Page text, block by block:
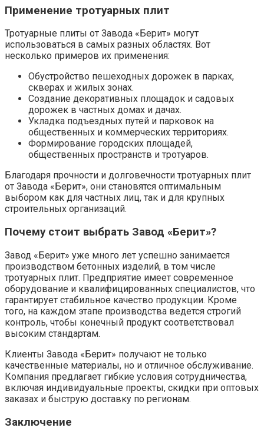
Применение тротуарных плит
Тротуарные плиты от Завода «Берит» могут
использоваться в самых разных областях. Вот
несколько примеров их применения:
Обустройство пешеходных дорожек в парках,
скверах и жилых зонах.
Создание декоративных площадок и садовых
дорожек в частных домах и дачах.
Укладка подъездных путей и парковок на
общественных и коммерческих территориях.
Формирование городских площадей,
общественных пространств и тротуаров.
Благодаря прочности и долговечности тротуарных плит
от Завода «Берит», они становятся оптимальным
выбором как для частных лиц, так и для крупных
строительных организаций.
Почему стоит выбрать Завод «Берит»?
Завод «Берит» уже много лет успешно занимается
производством бетонных изделий, в том числе
тротуарных плит. Предприятие имеет современное
оборудование и квалифицированных специалистов, что
гарантирует стабильное качество продукции. Кроме
того, на каждом этапе производства ведется строгий
контроль, чтобы конечный продукт соответствовал
высоким стандартам.
Клиенты Завода «Берит» получают не только
качественные материалы, но и отличное обслуживание.
Компания предлагает гибкие условия сотрудничества,
включая индивидуальные проекты, скидки при оптовых
заказах и быструю доставку по регионам.
Заключение